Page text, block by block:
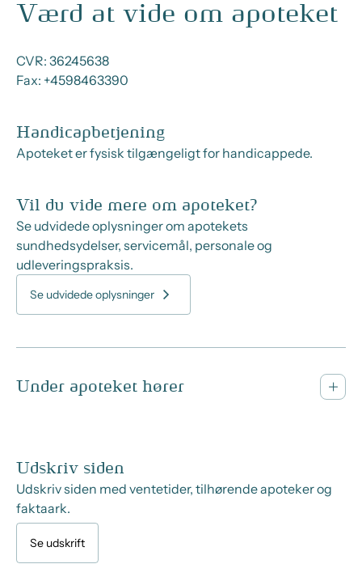
Værd at vide om apoteket
CVR: 36245638
Fax: +4598463390
Handicapbetjening
Apoteket er fysisk tilgængeligt for handicappede.
Vil du vide mere om apoteket?
Se udvidede oplysninger om apotekets
sundhedsydelser, servicemål, personale og
udleveringspraksis.
Se udvidede oplysninger
Under apoteket hører
Udskriv siden
Udskriv siden med ventetider, tilhørende apoteker og
faktaark.
Se udskrift